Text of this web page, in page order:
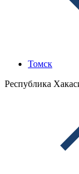
Томск
Республика